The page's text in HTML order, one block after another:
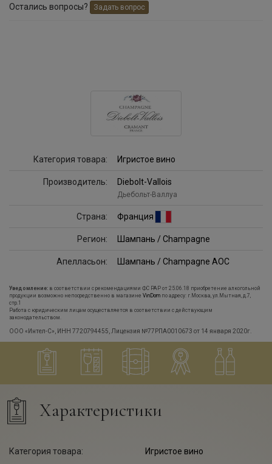
Остались вопросы? Задать вопрос
Категория товара: Игристое вино
Производитель: Diebolt-Vallois
Дьебольт-Валлуа
Страна: Франция
Регион: Шампань / Champagne
Апелласьон: Шампань / Champagne AOC
Уведомление: в соответствии с рекомендациями ФС РАР от 25.06.18 приобретение алкогольной
продукции возможно непосредственно в магазине VinDom по адресу: г.Москва, ул.Мытная, д.7,
стр.1
Работа с юридическим лицам осуществляется в соответствии с действующим
законодательством.
ООО «Интел-С», ИНН 7720794455, Лицензия №77РПА0010673 от 14 января 2020г.
Характеристики
Категория товара: Игристое вино